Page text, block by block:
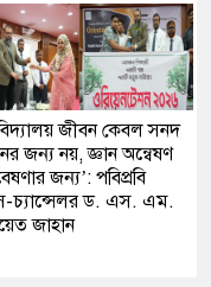
জীবন কেবল সনদ
জন্য নয়, জ্ঞান অন্বেষণ
জন্য’: পবিপ্রবি
চ্যান্সেলর ড. এস. এম.
জাহান